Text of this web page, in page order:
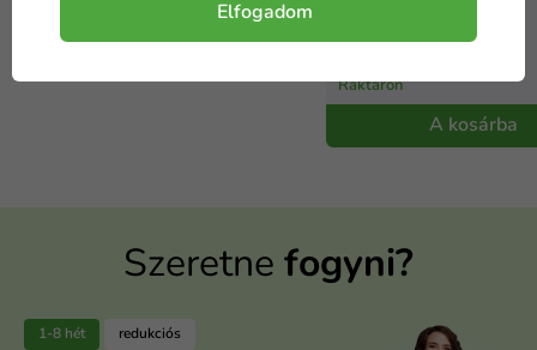
A kosárba
59 995 Ft
Raktáron
Szeretne fogyni?
1-8 hét redukciós
Elfogadom